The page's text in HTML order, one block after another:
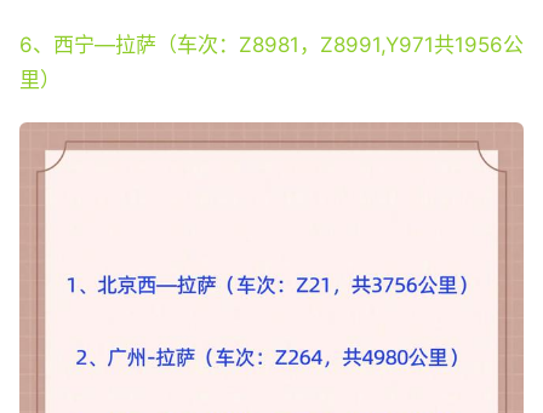
6、西宁—拉萨（车次：Z8981，Z8991,Y971共1956公
里）